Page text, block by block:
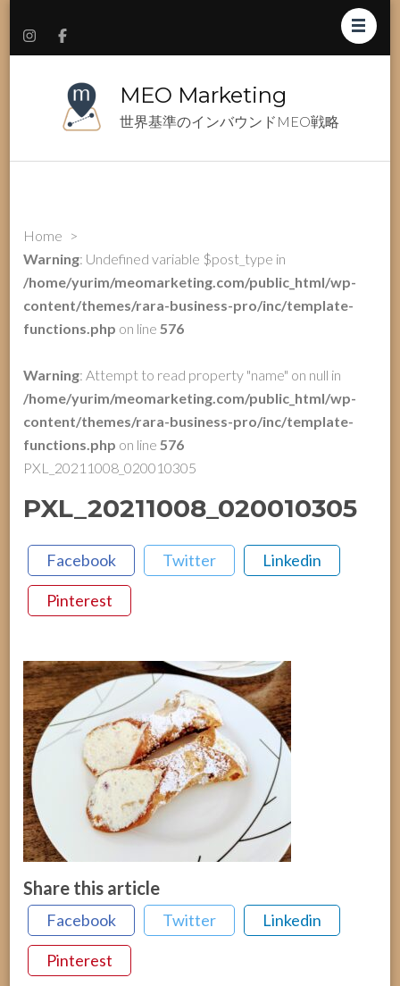
MEO Marketing
世界基準のインバウンドMEO戦略
Home >
Warning: Undefined variable $post_type in
/home/yurim/meomarketing.com/public_html/wp-
content/themes/rara-business-pro/inc/template-
functions.php on line576
Warning: Attempt to read property "name" on null in
/home/yurim/meomarketing.com/public_html/wp-
content/themes/rara-business-pro/inc/template-
functions.php on line576
PXL_20211008_020010305
PXL_20211008_020010305
Facebook Twitter Linkedin
Pinterest
Share this article
Facebook Twitter Linkedin
Pinterest